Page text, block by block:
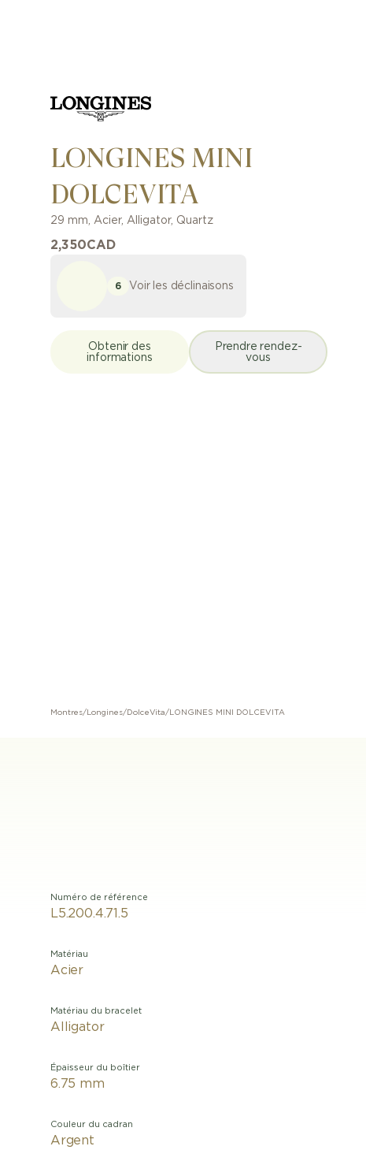
LONGINES MINI
DOLCEVITA
29 mm, Acier, Alligator, Quartz
2,350CAD
6 Voir les déclinaisons
Obtenir des
informations
Prendre rendez-
vous
Montres/ Longines/ DolceVita/ LONGINES MINI DOLCEVITA
Numéro de référence
L5.200.4.71.5
Matériau
Acier
Matériau du bracelet
Alligator
Épaisseur du boîtier
6.75 mm
Couleur du cadran
Argent